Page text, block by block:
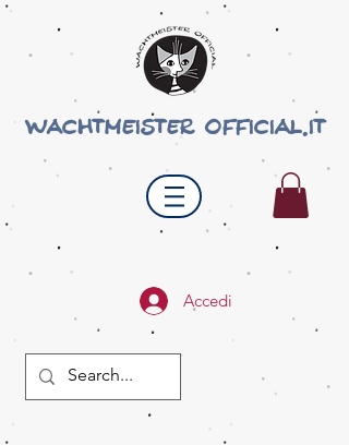
wachtmeister official.it
Accedi